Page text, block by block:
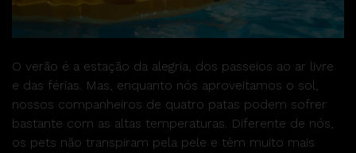
O verão é a estação da alegria, dos passeios ao ar livre
e das férias. Mas, enquanto nós aproveitamos o sol,
nossos companheiros de quatro patas podem sofrer
bastante com as altas temperaturas. Diferente de nós,
os pets não transpiram pela pele e têm muito mais